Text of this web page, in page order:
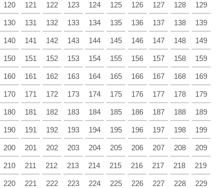
120 121 122 123 124 125 126 127 128 129
130 131 132 133 134 135 136 137 138 139
140 141 142 143 144 145 146 147 148 149
150 151 152 153 154 155 156 157 158 159
160 161 162 163 164 165 166 167 168 169
170 171 172 173 174 175 176 177 178 179
180 181 182 183 184 185 186 187 188 189
190 191 192 193 194 195 196 197 198 199
200 201 202 203 204 205 206 207 208 209
210 211 212 213 214 215 216 217 218 219
220 221 222 223 224 225 226 227 228 229